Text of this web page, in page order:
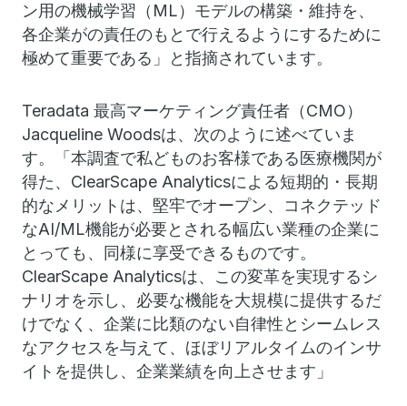
ン用の機械学習（ML）モデルの構築・維持を、
各企業がの責任のもとで行えるようにするために
極めて重要である」と指摘されています。
Teradata 最高マーケティング責任者（CMO）
Jacqueline Woodsは、次のように述べていま
す。「本調査で私どものお客様である医療機関が
得た、ClearScape Analyticsによる短期的・長期
的なメリットは、堅牢でオープン、コネクテッド
なAI/ML機能が必要とされる幅広い業種の企業に
とっても、同様に享受できるものです。
ClearScape Analyticsは、この変革を実現するシ
ナリオを示し、必要な機能を大規模に提供するだ
けでなく、企業に比類のない自律性とシームレス
なアクセスを与えて、ほぼリアルタイムのインサ
イトを提供し、企業業績を向上させます」